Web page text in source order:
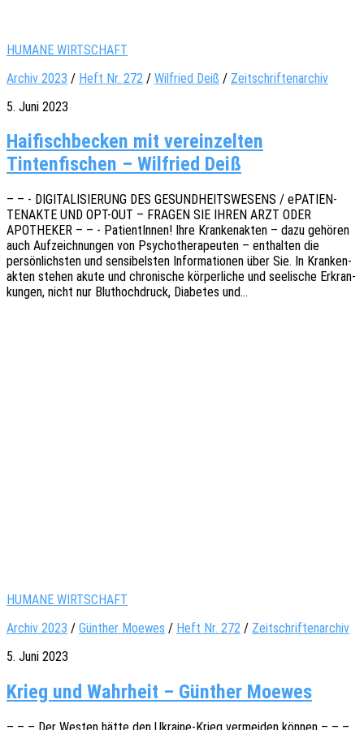
HUMANE WIRTSCHAFT
Archiv 2023 / Heft Nr. 272 / Wil­fried Deiß / Zeitschriftenarchiv
5. Juni 2023
Haifischbecken mit vereinzelten
Tintenfischen – Wilfried Deiß
– – - DIGITALISIERUNG DES GESUNDHEITSWESENS / ePATI­EN­
TEN­AK­TE UND OPT-OUT – FRAGEN SIE IHREN ARZT ODER
APOTHEKER – – - Pati­en­tIn­nen! Ihre Kran­ken­ak­ten – dazu gehö­ren
auch Aufzeich­nun­gen von Psycho­the­ra­peu­ten – enthal­ten die
persön­lichs­ten und sensi­bels­ten Infor­ma­tio­nen über Sie. In Kran­ken­
ak­ten stehen akute und chro­ni­sche körper­li­che und seeli­sche Erkran­
kun­gen, nicht nur Blut­hoch­druck, Diabe­tes und…
HUMANE WIRTSCHAFT
Archiv 2023 / Günther Moewes / Heft Nr. 272 / Zeitschriftenarchiv
5. Juni 2023
Krieg und Wahrheit – Günther Moewes